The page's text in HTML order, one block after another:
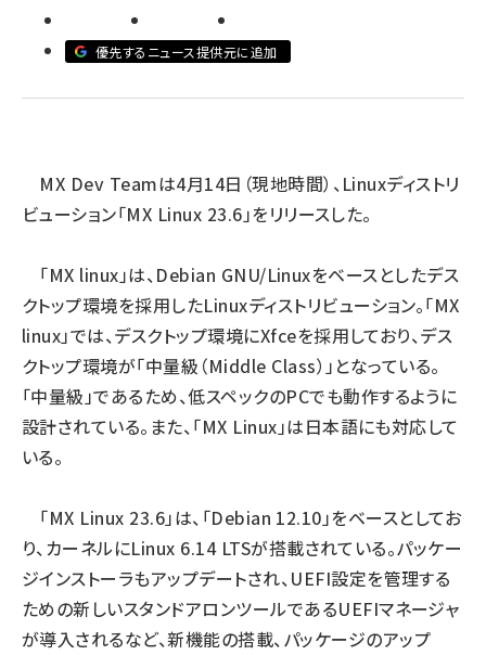
北海道をのんびり旅する晴山佳須夫のヒント集！ (2060)
drupal (1973)
genai (1501)
ai crunch (1370)
優先するニュース提供元に追加
MX Dev Teamは4月14日（現地時間）、Linuxディストリ
ビューション「MX Linux 23.6」をリリースした。
「MX linux」は、Debian GNU/Linuxをベースとしたデス
クトップ環境を採用したLinuxディストリビューション。「MX
linux」では、デスクトップ環境にXfceを採用しており、デス
クトップ環境が「中量級（Middle Class）」となっている。
「中量級」であるため、低スペックのPCでも動作するように
設計されている。また、「MX Linux」は日本語にも対応して
いる。
「MX Linux 23.6」は、「Debian 12.10」をベースとしてお
り、カーネルにLinux 6.14 LTSが搭載されている。パッケー
ジインストーラもアップデートされ、UEFI設定を管理する
ための新しいスタンドアロンツールであるUEFIマネージャ
が導入されるなど、新機能の搭載、パッケージのアップ